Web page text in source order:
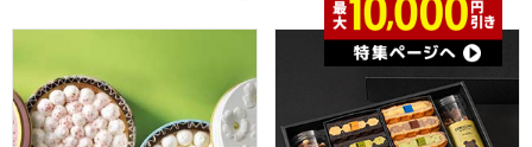
ベジターレ 幸せの缶ケーキ(あまおう苺＆国産レモンチー
R.L(エール・エル) エール・